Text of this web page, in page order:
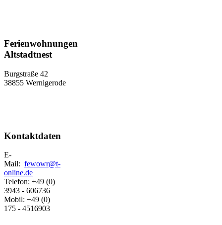
Ferienwohnungen
Altstadtnest
Burgstraße 42
38855 Wernigerode
Kontaktdaten
E-
Mail: fewowr@t-
online.de
Telefon: +49 (0)
3943 - 606736
Mobil: +49 (0)
175 - 4516903